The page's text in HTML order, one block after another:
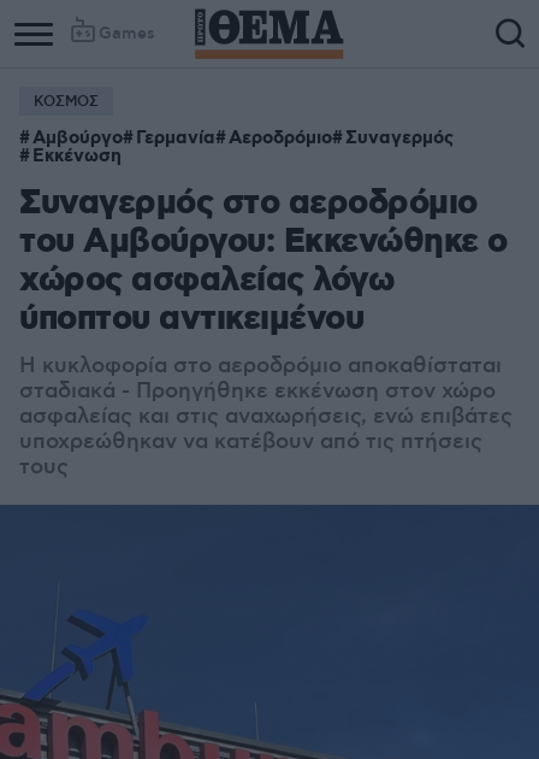
Games
ΚΟΣΜΟΣ
Αμβούργο Γερμανία Αεροδρόμιο Συναγερμός
Εκκένωση
Συναγερμός στο αεροδρόμιο
του Αμβούργου: Εκκενώθηκε ο
χώρος ασφαλείας λόγω
ύποπτου αντικειμένου
Η κυκλοφορία στο αεροδρόμιο αποκαθίσταται
σταδιακά - Προηγήθηκε εκκένωση στον χώρο
ασφαλείας και στις αναχωρήσεις, ενώ επιβάτες
υποχρεώθηκαν να κατέβουν από τις πτήσεις
τους